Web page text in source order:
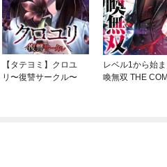
【タテヨミ】クロユ
リ〜復讐サークル〜
レベル1から始
喚無双 THE